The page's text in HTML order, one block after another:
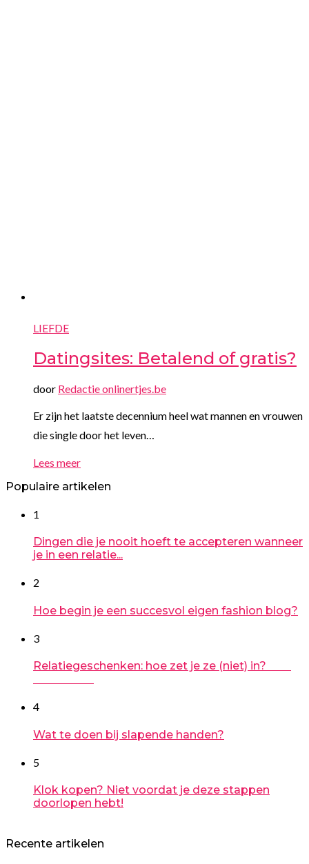
LIEFDE
Datingsites: Betalend of gratis?
door Redactie onlinertjes.be
Er zijn het laatste decennium heel wat mannen en vrouwen
die single door het leven…
Lees meer
Populaire artikelen
1
Dingen die je nooit hoeft te accepteren wanneer
je in een relatie...
2
Hoe begin je een succesvol eigen fashion blog?
3
Relatiegeschenken: hoe zet je ze (niet) in?
4
Wat te doen bij slapende handen?
5
Klok kopen? Niet voordat je deze stappen
doorlopen hebt!
Recente artikelen